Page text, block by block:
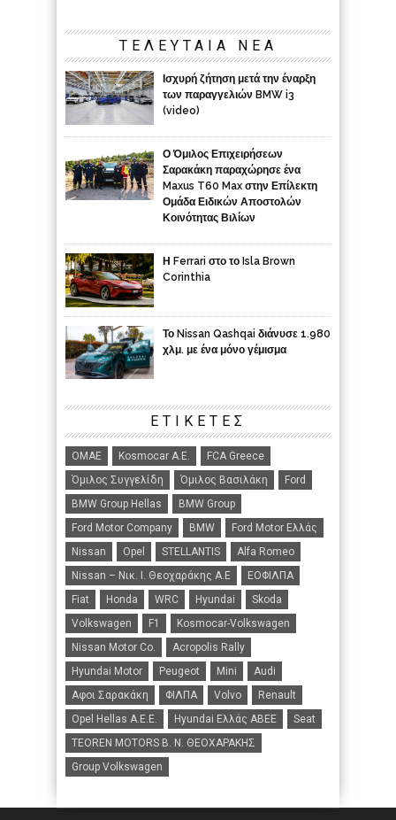
ΤΕΛΕΥΤΑΙΑ ΝΕΑ
Ισχυρή ζήτηση μετά την έναρξη
των παραγγελιών BMW i3
(video)
Ο Όμιλος Επιχειρήσεων
Σαρακάκη παραχώρησε ένα
Maxus T60 Max στην Επίλεκτη
Ομάδα Ειδικών Αποστολών
Κοινότητας Βιλίων
Η Ferrari στο το Isla Brown
Corinthia
Το Nissan Qashqai διάνυσε 1.980
χλμ. με ένα μόνο γέμισμα
ΕΤΙΚΈΤΕΣ
ΟΜΑΕ Kosmocar Α.Ε.
FCA Greece
Όμιλος Συγγελίδη
Όμιλος Βασιλάκη
Ford
BMW Group Hellas
BMW Group
Ford Motor Company
BMW
Ford Motor Ελλάς
Nissan
Opel STELLANTIS
Alfa Romeo
Nissan – Νικ. Ι. Θεοχαράκης Α.Ε
ΕΟΦΙΛΠΑ
Fiat
Honda WRC Hyundai
Skoda
Volkswagen
F1
Kosmocar-Volkswagen
Nissan Motor Co.
Acropolis Rally
Hyundai Motor
Peugeot Mini
Audi
Αφοι Σαρακάκη
ΦΙΛΠΑ Volvo
Renault
Opel Hellas A.E.E.
Hyundai Ελλάς ΑΒΕΕ
Seat
TEOREN MOTORS B. N. ΘΕΟΧΑΡΑΚΗΣ
Group Volkswagen